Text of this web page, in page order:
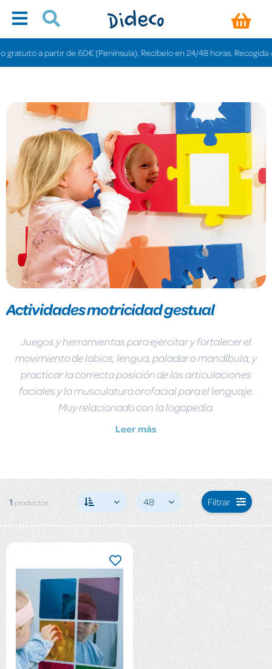
a partir de 60€ (Península). Recíbelo en 24/48 horas. Recogida en
Actividades motricidad gestual
Juegos y herramientas para ejercitar y fortalecer el
movimiento de labios, lengua, paladar o mandíbula, y
practicar la correcta posición de las articulaciones
faciales y la musculatura orofacial para el lenguaje.
Muy relacionado con la logopedia.
Leer más
1 productos 48 Filtrar